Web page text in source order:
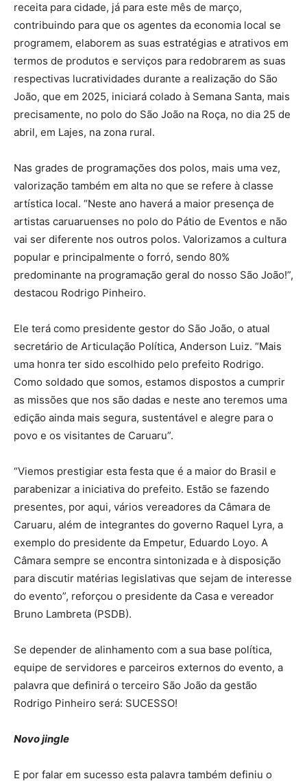
receita para cidade, já para este mês de março,
contribuindo para que os agentes da economia local se
programem, elaborem as suas estratégias e atrativos em
termos de produtos e serviços para redobrarem as suas
respectivas lucratividades durante a realização do São
João, que em 2025, iniciará colado à Semana Santa, mais
precisamente, no polo do São João na Roça, no dia 25 de
abril, em Lajes, na zona rural.
Nas grades de programações dos polos, mais uma vez,
valorização também em alta no que se refere à classe
artística local. “Neste ano haverá a maior presença de
artistas caruaruenses no polo do Pátio de Eventos e não
vai ser diferente nos outros polos. Valorizamos a cultura
popular e principalmente o forró, sendo 80%
predominante na programação geral do nosso São João!”,
destacou Rodrigo Pinheiro.
Ele terá como presidente gestor do São João, o atual
secretário de Articulação Política, Anderson Luiz. “Mais
uma honra ter sido escolhido pelo prefeito Rodrigo.
Como soldado que somos, estamos dispostos a cumprir
as missões que nos são dadas e neste ano teremos uma
edição ainda mais segura, sustentável e alegre para o
povo e os visitantes de Caruaru”.
“Viemos prestigiar esta festa que é a maior do Brasil e
parabenizar a iniciativa do prefeito. Estão se fazendo
presentes, por aqui, vários vereadores da Câmara de
Caruaru, além de integrantes do governo Raquel Lyra, a
exemplo do presidente da Empetur, Eduardo Loyo. A
Câmara sempre se encontra sintonizada e à disposição
para discutir matérias legislativas que sejam de interesse
do evento”, reforçou o presidente da Casa e vereador
Bruno Lambreta (PSDB).
Se depender de alinhamento com a sua base política,
equipe de servidores e parceiros externos do evento, a
palavra que definirá o terceiro São João da gestão
Rodrigo Pinheiro será: SUCESSO!
Novo jingle
E por falar em sucesso esta palavra também definiu o